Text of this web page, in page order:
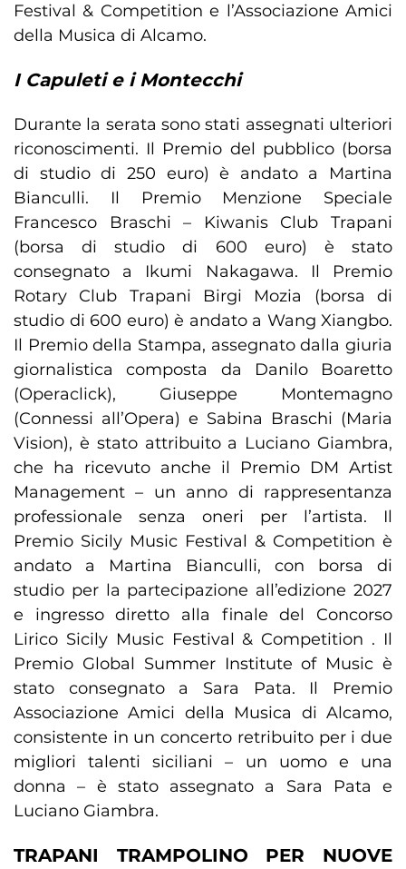
Festival & Competition e l’Associazione Amici
della Musica di Alcamo.
I Capuleti e i Montecchi
Durante la serata sono stati assegnati ulteriori
riconoscimenti. Il Premio del pubblico (borsa
di studio di 250 euro) è andato a Martina
Bianculli. Il Premio Menzione Speciale
Francesco Braschi – Kiwanis Club Trapani
(borsa di studio di 600 euro) è stato
consegnato a Ikumi Nakagawa. Il Premio
Rotary Club Trapani Birgi Mozia (borsa di
studio di 600 euro) è andato a Wang Xiangbo.
Il Premio della Stampa, assegnato dalla giuria
giornalistica composta da Danilo Boaretto
(Operaclick), Giuseppe Montemagno
(Connessi all’Opera) e Sabina Braschi (Maria
Vision), è stato attribuito a Luciano Giambra,
che ha ricevuto anche il Premio DM Artist
Management – un anno di rappresentanza
professionale senza oneri per l’artista. Il
Premio Sicily Music Festival & Competition è
andato a Martina Bianculli, con borsa di
studio per la partecipazione all’edizione 2027
e ingresso diretto alla finale del Concorso
Lirico Sicily Music Festival & Competition . Il
Premio Global Summer Institute of Music è
stato consegnato a Sara Pata. Il Premio
Associazione Amici della Musica di Alcamo,
consistente in un concerto retribuito per i due
migliori talenti siciliani – un uomo e una
donna – è stato assegnato a Sara Pata e
Luciano Giambra.
TRAPANI TRAMPOLINO PER NUOVE